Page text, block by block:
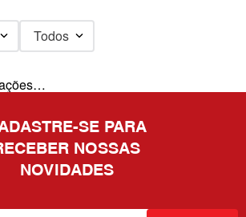
Todos
SE PARA
NOSSAS
NOVIDADES